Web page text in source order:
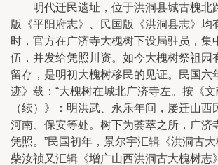
明代迁民遗址，位于洪洞县城古槐北
版《平阳府志》、民国版《洪洞县志》均
时，官方在广济寺大槐树下设局驻员，集
伍，并发给凭照川资。如今大槐树祭祖园
留存，是明初大槐树移民的见证。民国六
迹》载：“大槐树在城北广济寺左。按《
（续）》：明洪武、永乐年间，屡迁山西
河南、保安等处。树下为荟萃之所，广济
凭照。”民国初年，景尔宇汇辑《洪洞古大
柴汝祯又汇辑《增广山西洪洞古大槐树志